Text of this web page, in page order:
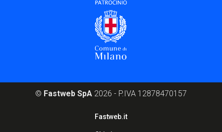
© Fastweb SpA 2026 - P.IVA 12878470157
Fastweb.it